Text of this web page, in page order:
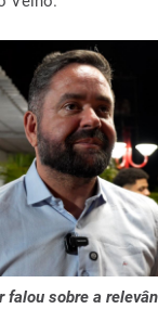
falou sobre a